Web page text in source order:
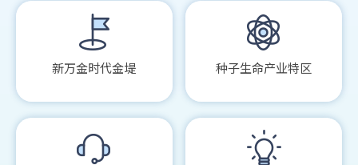
新万金时代金堤 种子生命产业特区